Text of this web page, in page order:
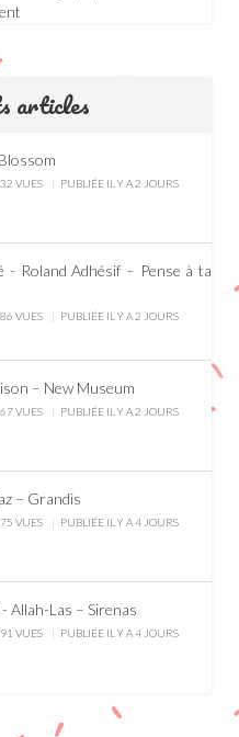
articles
VUES PUBLIÉE IL Y A 2 JOURS
- Roland Adhésif – Pense à ta
VUES PUBLIÉE IL Y A 2 JOURS
– New Museum
67 VUES PUBLIÉE IL Y A 2 JOURS
– Grandis
75 VUES PUBLIÉE IL Y A 4 JOURS
Allah-Las – Sirenas
VUES PUBLIÉE IL Y A 4 JOURS